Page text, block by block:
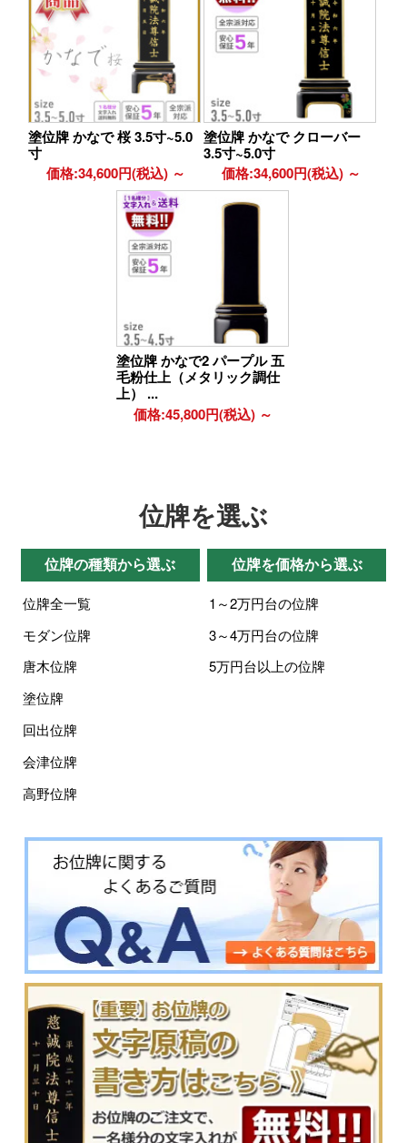
塗位牌 かなで 桜 3.5寸~5.0
寸
価格:34,600円(税込) ～
塗位牌 かなで クローバー
3.5寸~5.0寸
価格:34,600円(税込) ～
塗位牌 かなで2 パープル 五
毛粉仕上（メタリック調仕
上） ...
価格:45,800円(税込) ～
位牌を選ぶ
位牌の種類から選ぶ
位牌全一覧
モダン位牌
唐木位牌
塗位牌
回出位牌
会津位牌
高野位牌
位牌を価格から選ぶ
1～2万円台の位牌
3～4万円台の位牌
5万円台以上の位牌